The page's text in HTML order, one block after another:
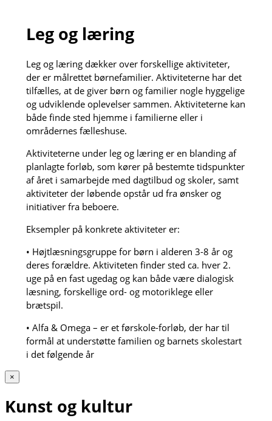
Leg og læring
Leg og læring dækker over forskellige aktiviteter,
der er målrettet børnefamilier. Aktiviteterne har det
tilfælles, at de giver børn og familier nogle hyggelige
og udviklende oplevelser sammen. Aktiviteterne kan
både finde sted hjemme i familierne eller i
områdernes fælleshuse.
Aktiviteterne under leg og læring er en blanding af
planlagte forløb, som kører på bestemte tidspunkter
af året i samarbejde med dagtilbud og skoler, samt
aktiviteter der løbende opstår ud fra ønsker og
initiativer fra beboere.
Eksempler på konkrete aktiviteter er:
• Højtlæsningsgruppe for børn i alderen 3-8 år og
deres forældre. Aktiviteten finder sted ca. hver 2.
uge på en fast ugedag og kan både være dialogisk
læsning, forskellige ord- og motoriklege eller
brætspil.
• Alfa & Omega – er et førskole-forløb, der har til
formål at understøtte familien og barnets skolestart
i det følgende år
×
Kunst og kultur